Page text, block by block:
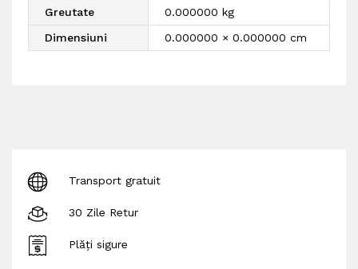
Greutate
0.000000 kg
Dimensiuni
0.000000 × 0.000000 cm
Transport gratuit
30 Zile Retur
Plăți sigure